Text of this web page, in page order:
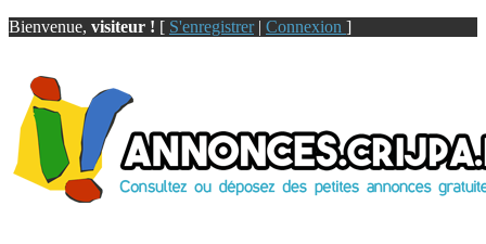
Bienvenue, visiteur ! [ S'enregistrer| Connexion ]